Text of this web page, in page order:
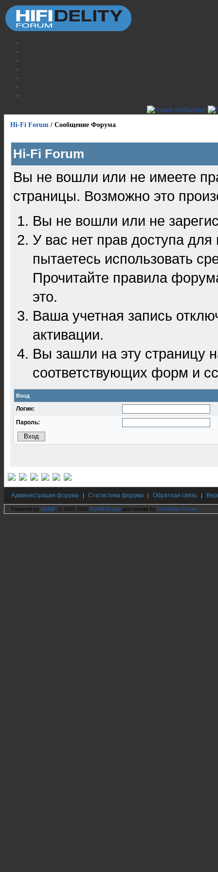
Hi-Fi Forum / Сообщение Форума
Hi-Fi Forum
Вы не вошли или не имеете
страницы. Возможно это
Вы не вошли или не
У вас нет прав доступа
пытаетесь использовать
Прочитайте правила
это.
Ваша учетная запись
активации.
Вы зашли на эту
соответствующих форм и
Вход
Логин:
Пароль:
Администрация форума | Статистика форума | Обратная связь |
Powered by MyBB , © 2001-2026 MyBB Group and rewrite by Hi Fidelity Forum